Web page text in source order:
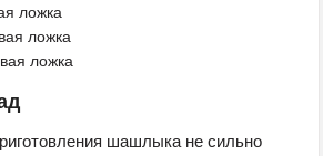
ложка
ложка
ложка
шашлыка не сильно